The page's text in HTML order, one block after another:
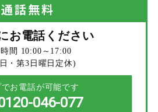
通話無料
お電話ください
間 10:00～17:00
・第3日曜日定休)
でお電話が可能です
046-077